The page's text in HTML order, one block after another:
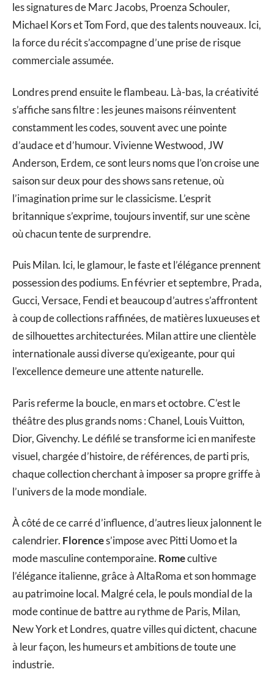
les signatures de Marc Jacobs, Proenza Schouler,
Michael Kors et Tom Ford, que des talents nouveaux. Ici,
la force du récit s’accompagne d’une prise de risque
commerciale assumée.
Londres prend ensuite le flambeau. Là-bas, la créativité
s’affiche sans filtre : les jeunes maisons réinventent
constamment les codes, souvent avec une pointe
d’audace et d’humour. Vivienne Westwood, JW
Anderson, Erdem, ce sont leurs noms que l’on croise une
saison sur deux pour des shows sans retenue, où
l’imagination prime sur le classicisme. L’esprit
britannique s’exprime, toujours inventif, sur une scène
où chacun tente de surprendre.
Puis Milan. Ici, le glamour, le faste et l’élégance prennent
possession des podiums. En février et septembre, Prada,
Gucci, Versace, Fendi et beaucoup d’autres s’affrontent
à coup de collections raffinées, de matières luxueuses et
de silhouettes architecturées. Milan attire une clientèle
internationale aussi diverse qu’exigeante, pour qui
l’excellence demeure une attente naturelle.
Paris referme la boucle, en mars et octobre. C’est le
théâtre des plus grands noms : Chanel, Louis Vuitton,
Dior, Givenchy. Le défilé se transforme ici en manifeste
visuel, chargée d’histoire, de références, de parti pris,
chaque collection cherchant à imposer sa propre griffe à
l’univers de la mode mondiale.
À côté de ce carré d’influence, d’autres lieux jalonnent le
calendrier. Florences’impose avec Pitti Uomo et la
mode masculine contemporaine. Romecultive
l’élégance italienne, grâce à AltaRoma et son hommage
au patrimoine local. Malgré cela, le pouls mondial de la
mode continue de battre au rythme de Paris, Milan,
New York et Londres, quatre villes qui dictent, chacune
à leur façon, les humeurs et ambitions de toute une
industrie.